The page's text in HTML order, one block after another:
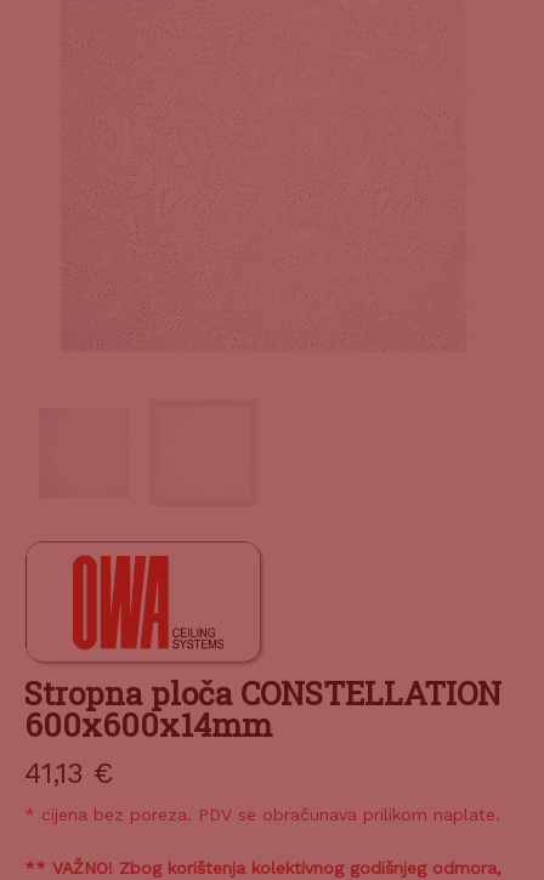
Stropna ploča CONSTELLATION
600x600x14mm
41,13 €
* cijena bez poreza. PDV se obračunava prilikom naplate.
** VAŽNO! Zbog korištenja kolektivnog godišnjeg odmora,